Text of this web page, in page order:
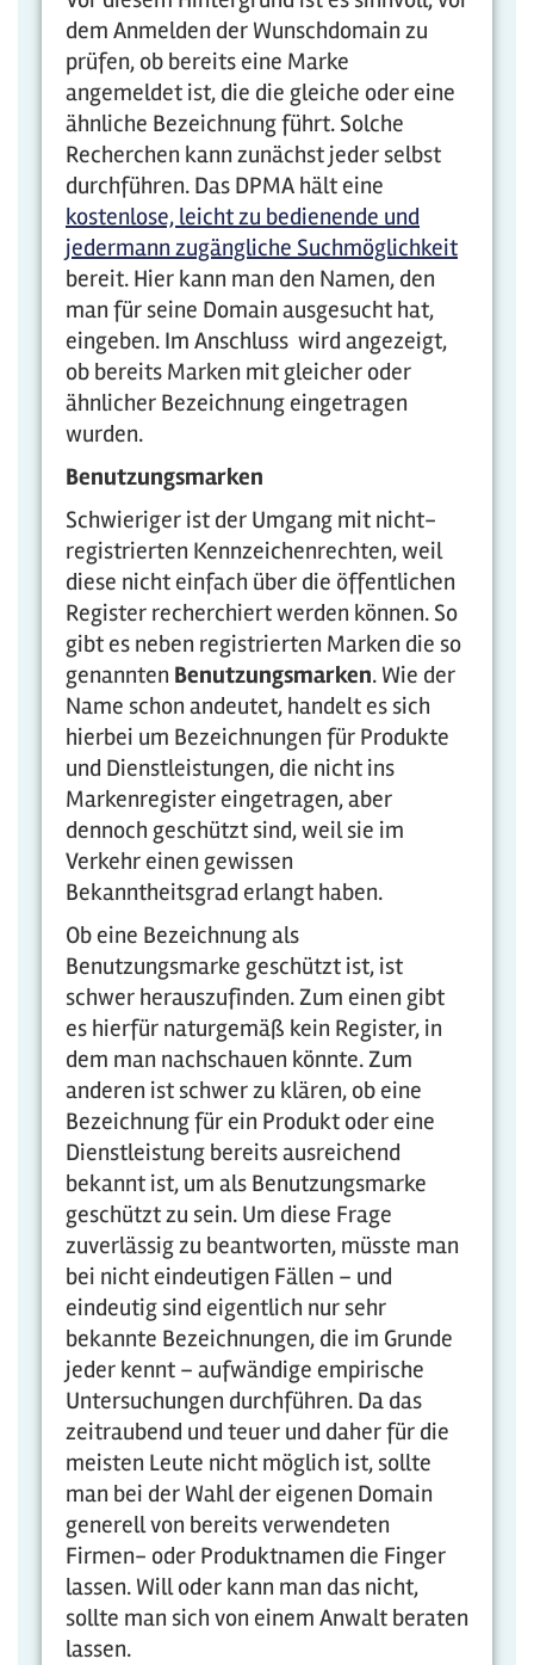
dem Anmelden der Wunschdomain zu
prüfen, ob bereits eine Marke
angemeldet ist, die die gleiche oder eine
ähnliche Bezeichnung führt. Solche
Recherchen kann zunächst jeder selbst
durchführen. Das DPMA hält eine
kostenlose, leicht zu bedienende und
jedermann zugängliche Suchmöglichkeit
bereit. Hier kann man den Namen, den
man für seine Domain ausgesucht hat,
eingeben. Im Anschluss wird angezeigt,
ob bereits Marken mit gleicher oder
ähnlicher Bezeichnung eingetragen
wurden.
Benutzungsmarken
Schwieriger ist der Umgang mit nicht-
registrierten Kennzeichenrechten, weil
diese nicht einfach über die öffentlichen
Register recherchiert werden können. So
gibt es neben registrierten Marken die so
genannten Benutzungsmarken. Wie der
Name schon andeutet, handelt es sich
hierbei um Bezeichnungen für Produkte
und Dienstleistungen, die nicht ins
Markenregister eingetragen, aber
dennoch geschützt sind, weil sie im
Verkehr einen gewissen
Bekanntheitsgrad erlangt haben.
Ob eine Bezeichnung als
Benutzungsmarke geschützt ist, ist
schwer herauszufinden. Zum einen gibt
es hierfür naturgemäß kein Register, in
dem man nachschauen könnte. Zum
anderen ist schwer zu klären, ob eine
Bezeichnung für ein Produkt oder eine
Dienstleistung bereits ausreichend
bekannt ist, um als Benutzungsmarke
geschützt zu sein. Um diese Frage
zuverlässig zu beantworten, müsste man
bei nicht eindeutigen Fällen – und
eindeutig sind eigentlich nur sehr
bekannte Bezeichnungen, die im Grunde
jeder kennt – aufwändige empirische
Untersuchungen durchführen. Da das
zeitraubend und teuer und daher für die
meisten Leute nicht möglich ist, sollte
man bei der Wahl der eigenen Domain
generell von bereits verwendeten
Firmen- oder Produktnamen die Finger
lassen. Will oder kann man das nicht,
sollte man sich von einem Anwalt beraten
lassen.